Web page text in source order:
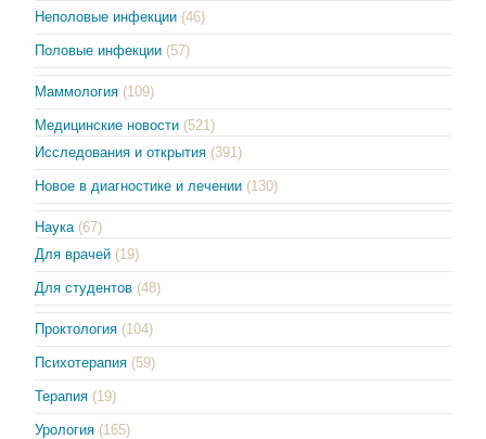
Неполовые инфекции (46)
Половые инфекции (57)
Маммология (109)
Медицинские новости (521)
Исследования и открытия (391)
Новое в диагностике и лечении (130)
Наука (67)
Для врачей (19)
Для студентов (48)
Проктология (104)
Психотерапия (59)
Терапия (19)
Урология (165)